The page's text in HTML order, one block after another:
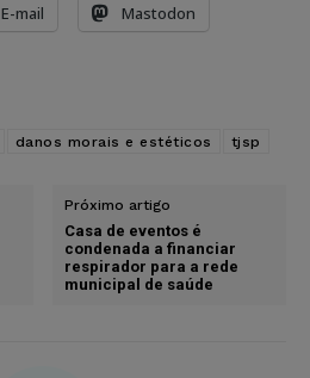
E-mail Mastodon
danos morais e estéticos tjsp
Próximo artigo
Casa de eventos é
condenada a financiar
respirador para a rede
municipal de saúde